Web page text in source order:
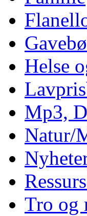
Helse
Mp3,
Natur/
Tro og